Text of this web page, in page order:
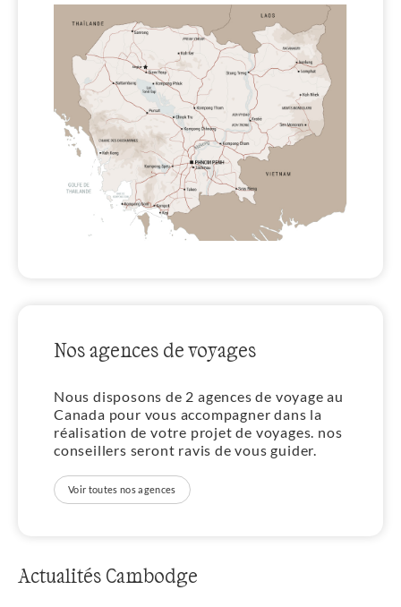
Nos agences de voyages
Nous disposons de 2 agences de voyage au
Canada pour vous accompagner dans la
réalisation de votre projet de voyages. nos
conseillers seront ravis de vous guider.
Voir toutes nos agences
Actualités Cambodge